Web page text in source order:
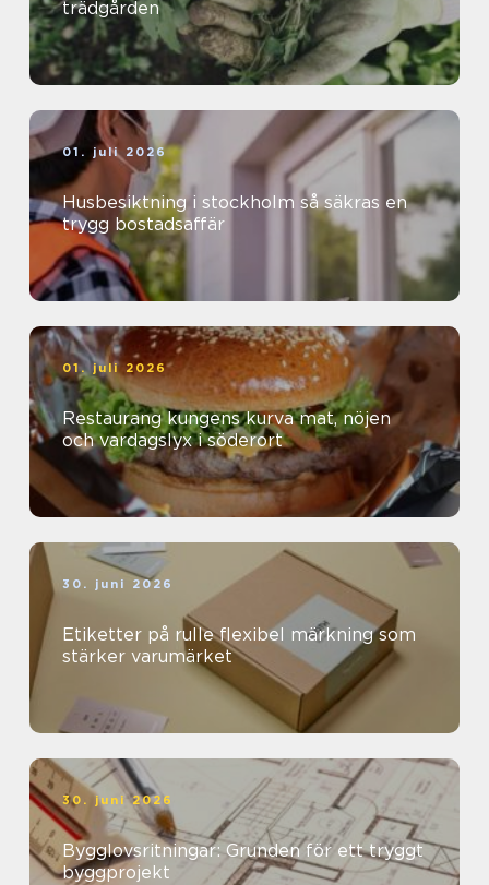
trädgården
01. juli 2026
Husbesiktning i stockholm så säkras en
trygg bostadsaffär
01. juli 2026
Restaurang kungens kurva mat, nöjen
och vardagslyx i söderort
30. juni 2026
Etiketter på rulle flexibel märkning som
stärker varumärket
30. juni 2026
Bygglovsritningar: Grunden för ett tryggt
byggprojekt